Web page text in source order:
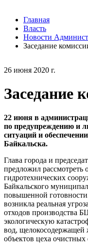
26 июня 2020 г.
Заседание
22 июня в
по предупреждению и
ситуаций и
Байкальска.
Глава города и
предложил рассмотреть
гидротехнических
Байкальского
повышенной
возникла реальная
отходов производства
экологическую
вод, щелокосодержащей
объектов цеха
Главная
Власть
Новости
Заседание